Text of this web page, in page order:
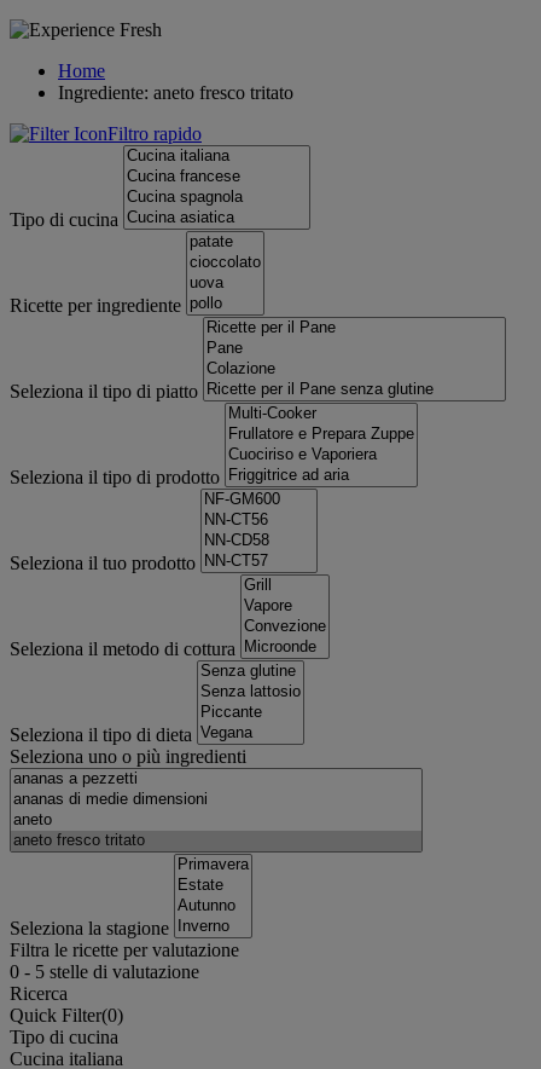
Home
Ingrediente: aneto fresco tritato
Filtro rapido
Tipo di cucina
Ricette per ingrediente
Seleziona il tipo di piatto
Seleziona il tipo di prodotto
Seleziona il tuo prodotto
Seleziona il metodo di cottura
Seleziona il tipo di dieta
Seleziona uno o più ingredienti
Seleziona la stagione
Filtra le ricette per valutazione
0 - 5 stelle di valutazione
Ricerca
Quick Filter(0)
Tipo di cucina
Cucina italiana